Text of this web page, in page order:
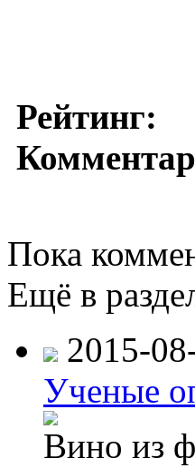
Рейтинг:
Пока
Ещё в
2015-
Ученые
Вино из